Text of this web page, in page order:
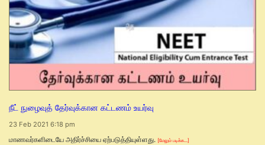
நீட் நுழைவுத் தேர்வுக்கான கட்டணம் உயர்வு
23 Feb 2021 6:18 pm
மாணவர்களிடையே அதிர்ச்சியை ஏற்படுத்தியுள்ளது. [மேலும் படிக்க...]